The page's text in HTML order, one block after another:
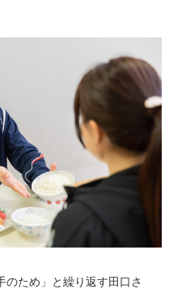
のため」と繰り返す田口さ